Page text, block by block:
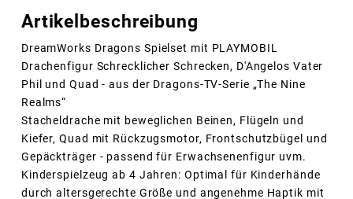
Artikelbeschreibung
DreamWorks Dragons Spielset mit PLAYMOBIL
Drachenfigur Schrecklicher Schrecken, D'Angelos Vater
Phil und Quad - aus der Dragons-TV-Serie „The Nine
Realms“
Stacheldrache mit beweglichen Beinen, Flügeln und
Kiefer, Quad mit Rückzugsmotor, Frontschutzbügel und
Gepäckträger - passend für Erwachsenenfigur uvm.
Kinderspielzeug ab 4 Jahren: Optimal für Kinderhände
durch altersgerechte Größe und angenehme Haptik mit